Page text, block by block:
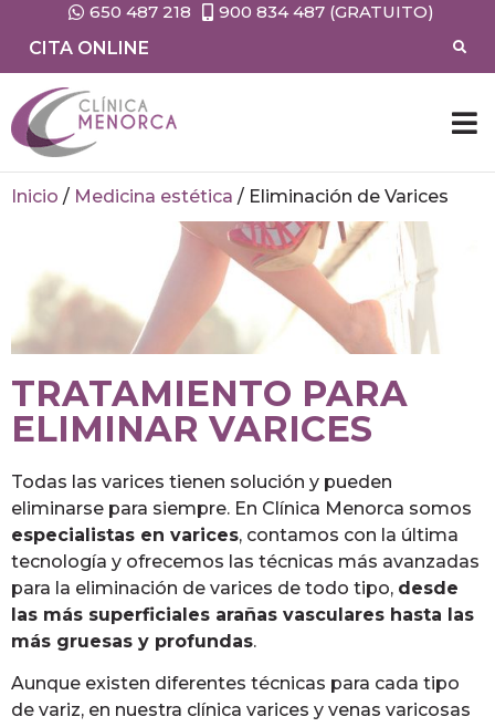
650 487 218
900 834 487 (GRATUITO)
CITA ONLINE
Inicio / Medicina estética / Eliminación de Varices
TRATAMIENTO PARA
ELIMINAR VARICES
Todas las varices tienen solución y pueden
eliminarse para siempre. En Clínica Menorca somos
especialistas en varices, contamos con la última
tecnología y ofrecemos las técnicas más avanzadas
para la eliminación de varices de todo tipo, desde
las más superficiales arañas vasculares hasta las
más gruesas y profundas.
Aunque existen diferentes técnicas para cada tipo
de variz, en nuestra clínica varices y venas varicosas